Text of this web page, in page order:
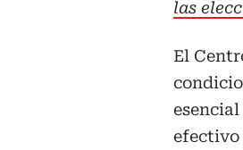
las
El
efectivo